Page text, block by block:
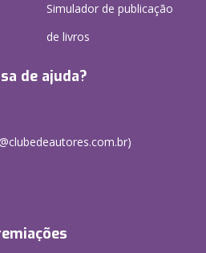
Simulador de publicação
de livros
de ajuda?